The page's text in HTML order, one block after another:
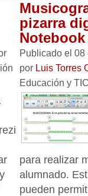
pizarra
Publicado el 08
por Luis Torres
Educación y
para realizar
alumnado.
pueden